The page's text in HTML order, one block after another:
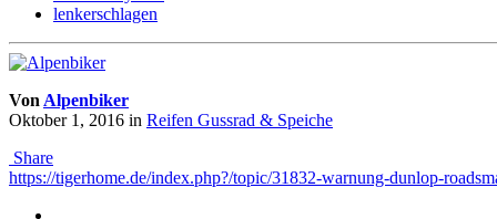
lenkerschlagen
VonAlpenbiker
Oktober 1, 2016 in Reifen Gussrad & Speiche
Share
https://tigerhome.de/index.php?/topic/31832-warnung-dunlop-